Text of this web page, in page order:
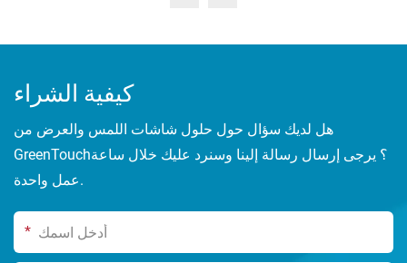
كيفية الشراء
هل لديك سؤال حول حلول شاشات اللمس والعرض من
GreenTouch؟ يرجى إرسال رسالة إلينا وسنرد عليك خلال ساعة
عمل واحدة.
*